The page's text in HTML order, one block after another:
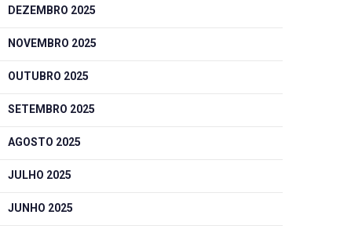
DEZEMBRO 2025
NOVEMBRO 2025
OUTUBRO 2025
SETEMBRO 2025
AGOSTO 2025
JULHO 2025
JUNHO 2025